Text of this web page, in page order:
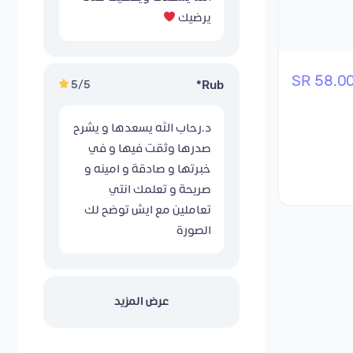
58.00
يرضيك
Rub*
5/5
د.رحاب الله يسعدها و يشرح
صدرها وثقت فيها و في
خبرتها و صادقة و امينه و
صريحة و تعلمك انتي
تعاملين مع ايش توضح لك
الصورة
عرض المزيد